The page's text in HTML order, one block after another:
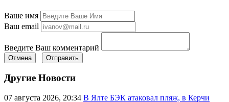
Ваше имя
Ваш email
Введите Ваш комментарий
Отмена Отправить
Другие Новости
07 августа 2026, 20:34 В Ялте БЭК атаковал пляж, в Керчи